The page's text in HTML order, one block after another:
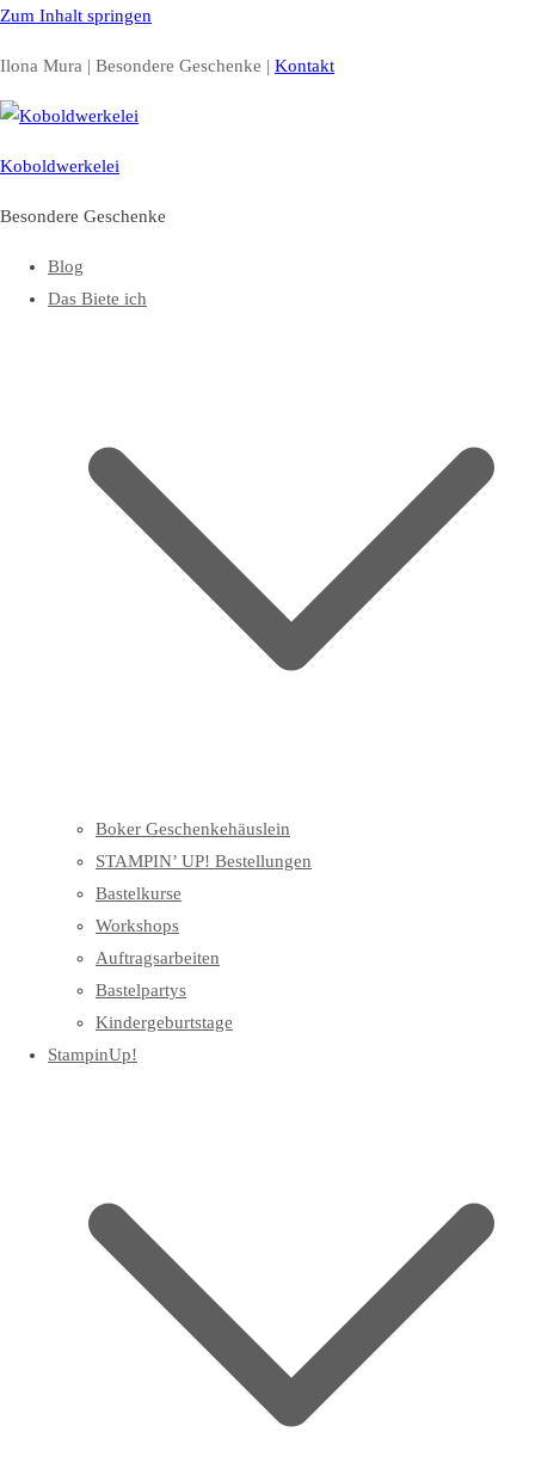
Zum Inhalt springen
Ilona Mura | Besondere Geschenke | Kontakt
Koboldwerkelei
Besondere Geschenke
Blog
Das Biete ich
Boker Geschenkehäuslein
STAMPIN’ UP! Bestellungen
Bastelkurse
Workshops
Auftragsarbeiten
Bastelpartys
Kindergeburtstage
StampinUp!